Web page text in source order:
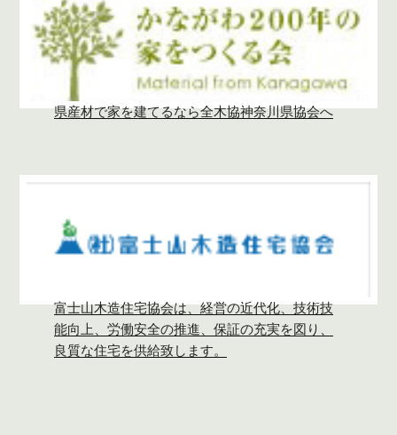
県産材で家を建てるなら全木協神奈川県協会へ
富士山木造住宅協会は、経営の近代化、技術技
能向上、労働安全の推進、保証の充実を図り、
良質な住宅を供給致します。